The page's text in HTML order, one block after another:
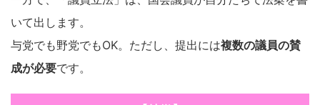
いて出します。
与党でも野党でもOK。ただし、提出には複数の議員の賛
成が必要です。